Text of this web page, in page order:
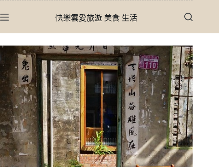
至
內
容
快樂雲愛旅遊 美食 生活